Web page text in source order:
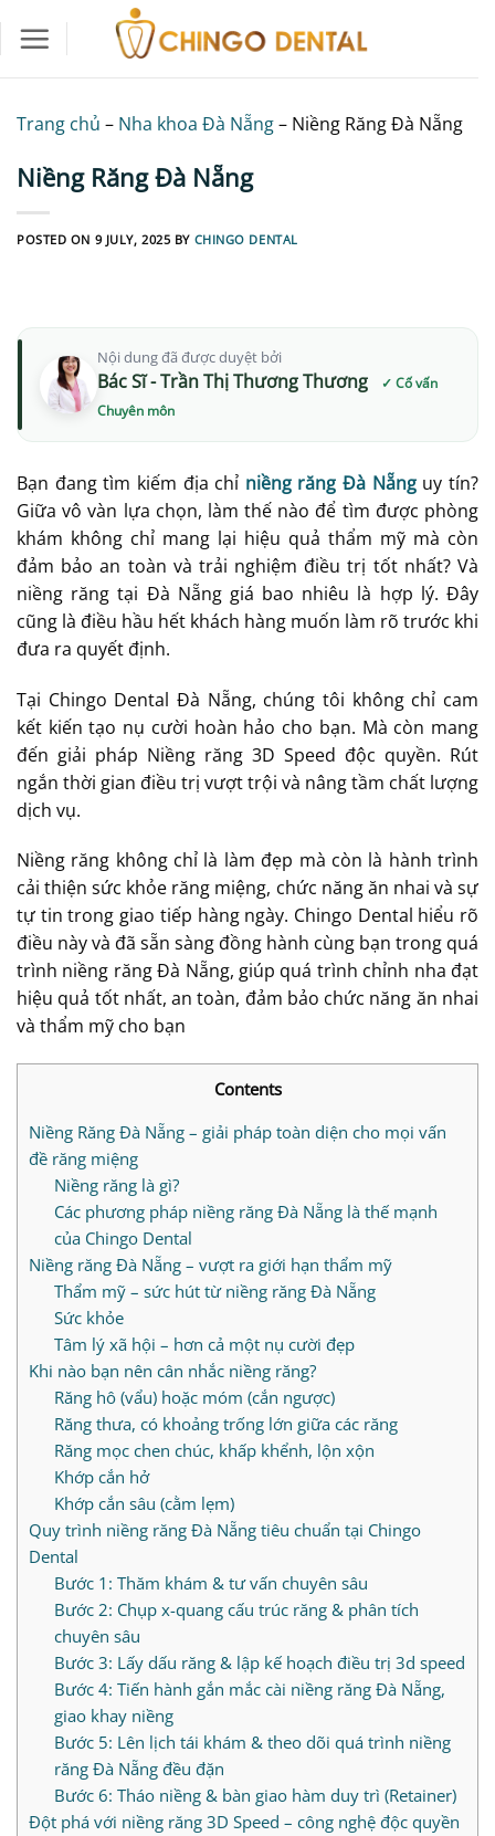
Trang chủ – Nha khoa Đà Nẵng– Niềng Răng Đà Nẵng
Niềng Răng Đà Nẵng
POSTED ON 9 JULY, 2025 BY CHINGO DENTAL
Nội dung đã được duyệt bởi
Bác Sĩ - Trần Thị Thương Thương
Bạn đang tìm kiếm địa chỉ niềng răng Đà Nẵnguy tín?
Giữa vô vàn lựa chọn, làm thế nào để tìm được phòng
khám không chỉ mang lại hiệu quả thẩm mỹ mà còn
đảm bảo an toàn và trải nghiệm điều trị tốt nhất? Và
niềng răng tại Đà Nẵng giá bao nhiêu là hợp lý. Đây
cũng là điều hầu hết khách hàng muốn làm rõ trước khi
đưa ra quyết định.
Tại Chingo Dental Đà Nẵng, chúng tôi không chỉ cam
kết kiến tạo nụ cười hoàn hảo cho bạn. Mà còn mang
đến giải pháp Niềng răng 3D Speed độc quyền. Rút
ngắn thời gian điều trị vượt trội và nâng tầm chất lượng
dịch vụ.
Niềng răng không chỉ là làm đẹp mà còn là hành trình
cải thiện sức khỏe răng miệng, chức năng ăn nhai và sự
tự tin trong giao tiếp hàng ngày. Chingo Dental hiểu rõ
điều này và đã sẵn sàng đồng hành cùng bạn trong quá
trình niềng răng Đà Nẵng, giúp quá trình chỉnh nha đạt
hiệu quả tốt nhất, an toàn, đảm bảo chức năng ăn nhai
và thẩm mỹ cho bạn
Contents
Niềng Răng Đà Nẵng – giải pháp toàn diện cho mọi vấn
đề răng miệng
Niềng răng là gì?
Các phương pháp niềng răng Đà Nẵng là thế mạnh
của Chingo Dental
Niềng răng Đà Nẵng – vượt ra giới hạn thẩm mỹ
Thẩm mỹ – sức hút từ niềng răng Đà Nẵng
Sức khỏe
Tâm lý xã hội – hơn cả một nụ cười đẹp
Khi nào bạn nên cân nhắc niềng răng?
Răng hô (vẩu) hoặc móm (cắn ngược)
Răng thưa, có khoảng trống lớn giữa các răng
Răng mọc chen chúc, khấp khểnh, lộn xộn
Khớp cắn hở
Khớp cắn sâu (cằm lẹm)
Quy trình niềng răng Đà Nẵng tiêu chuẩn tại Chingo
Dental
Bước 1: Thăm khám & tư vấn chuyên sâu
Bước 2: Chụp x-quang cấu trúc răng & phân tích
chuyên sâu
Bước 3: Lấy dấu răng & lập kế hoạch điều trị 3d speed
Bước 4: Tiến hành gắn mắc cài niềng răng Đà Nẵng,
giao khay niềng
Bước 5: Lên lịch tái khám & theo dõi quá trình niềng
răng Đà Nẵng đều đặn
Bước 6: Tháo niềng & bàn giao hàm duy trì (Retainer)
Đột phá với niềng răng 3D Speed – công nghệ độc quyền